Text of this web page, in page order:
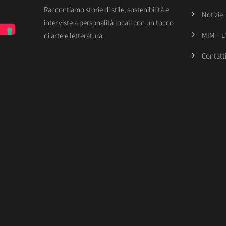
Raccontiamo storie di stile, sostenibilità e
interviste a personalità locali con un tocco
di arte e letteratura.
Notizie
MIM –
Contatti